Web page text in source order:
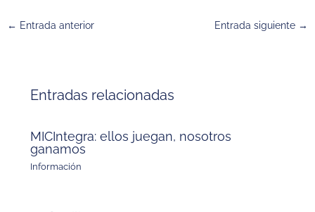
← Entrada anterior Entrada siguiente →
Entradas relacionadas
MICIntegra: ellos juegan, nosotros
ganamos
Información